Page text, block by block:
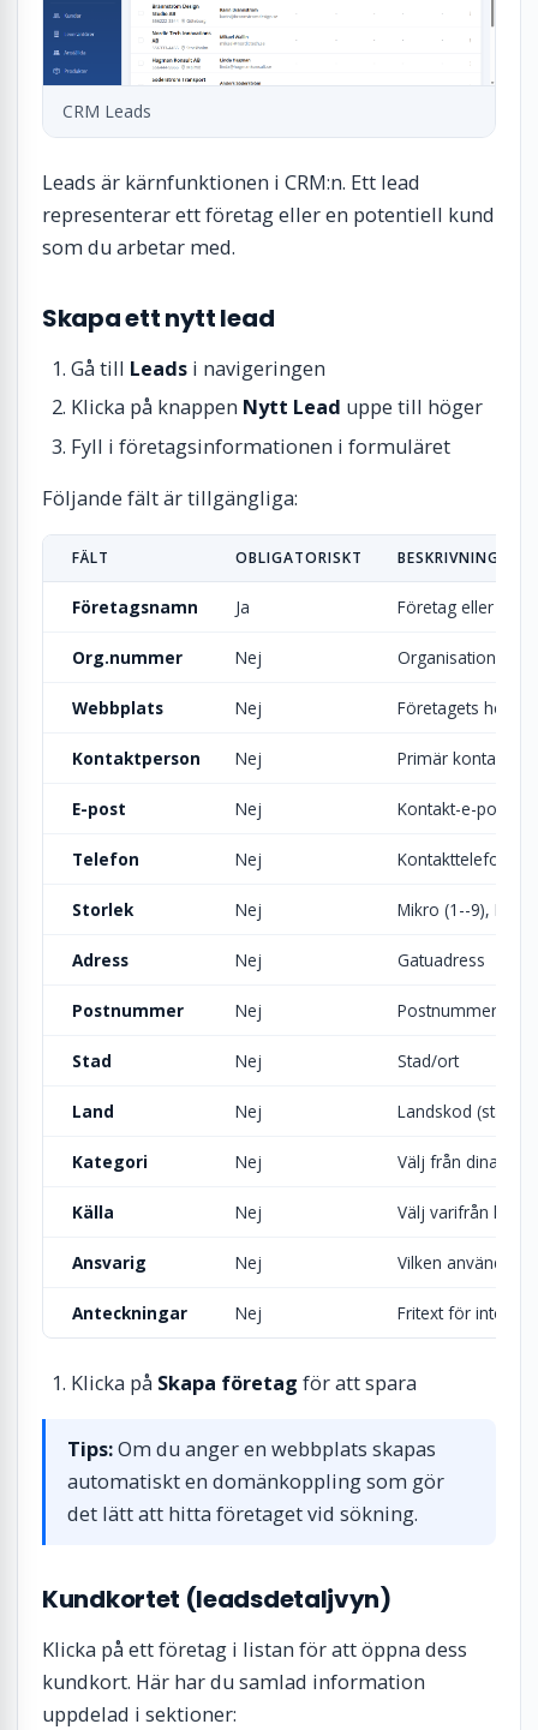
CRM Leads
Leads är kärnfunktionen i CRM:n. Ett lead
representerar ett företag eller en potentiell kund
som du arbetar med.
Skapa ett nytt lead
Gå till Leads i navigeringen
Klicka på knappen Nytt Lead uppe till höger
Fyll i företagsinformationen i formuläret
Följande fält är tillgängliga:
FÄLT OBLIGATORISKT BESKRIVNING
Företagsnamn Ja Företag eller
Org.nummer Nej
Webbplats Nej Företagets
Kontaktperson Nej Primär
E-post Nej Kontakt-e-post
Telefon Nej Kontakttelefon
Storlek Nej Mikro (1--9), Litet
Adress Nej Gatuadress
Postnummer Nej Postnummer
Stad Nej Stad/ort
Land Nej Landskod
Kategori Nej Välj från dina
Källa Nej Välj varifrån
Ansvarig Nej Vilken användare
Anteckningar Nej Fritext för interna
Klicka på Skapa företag för att spara
Tips:Om du anger en webbplats skapas
automatiskt en domänkoppling som gör
det lätt att hitta företaget vid sökning.
Kundkortet (leadsdetaljvyn)
Klicka på ett företag i listan för att öppna dess
kundkort. Här har du samlad information
uppdelad i sektioner: